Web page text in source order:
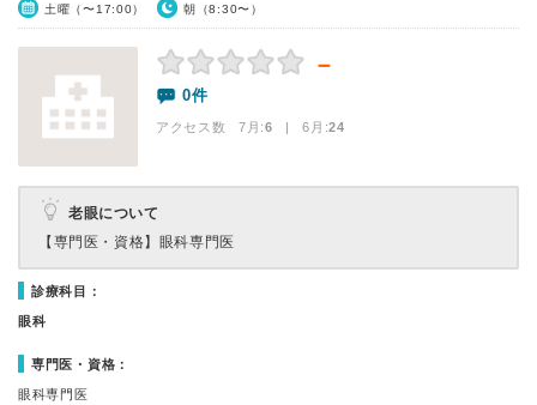
土曜（〜17:00） 朝（8:30〜）
－
0件
アクセス数 7月:6 | 6月:24
老眼について
【専門医・資格】 眼科専門医
診療科目：
眼科
専門医・資格：
眼科専門医